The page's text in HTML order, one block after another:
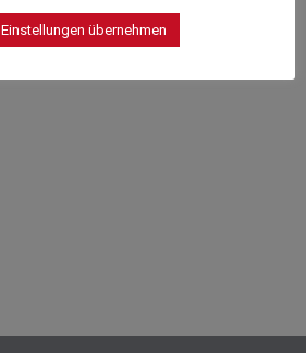
Einstellungen übernehmen